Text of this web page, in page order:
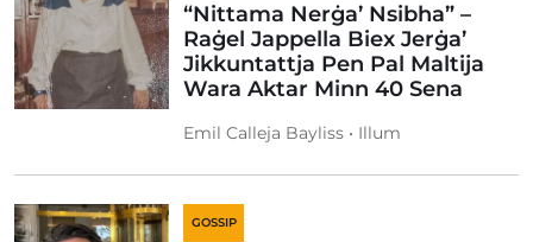
“Nittama Nerġa’ Nsibha” –
Raġel Jappella Biex Jerġa’
Jikkuntattja Pen Pal Maltija
Wara Aktar Minn 40 Sena
Emil Calleja Bayliss • Illum
GOSSIP